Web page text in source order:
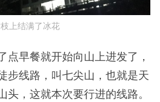
上结满了冰花
点早餐就开始向山上进发了，
步线路，叫七尖山，也就是天
头，这就本次要行进的线路。